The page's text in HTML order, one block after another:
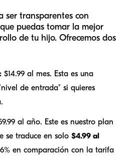
ser transparentes con
puedas tomar la mejor
de tu hijo. Ofrecemos dos
$14.99 al mes. Esta es una
de entrada" si quieres
al año. Este es nuestro plan
se traduce en solo $4.99 al
en comparación con la tarifa